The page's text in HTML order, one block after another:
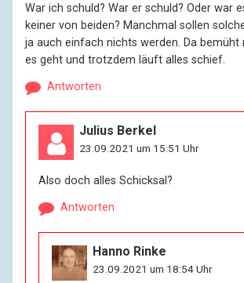
War ich schuld? War er schuld? Oder war
keiner von beiden? Manchmal sollen
ja auch einfach nichts werden. Da bemüht
es geht und trotzdem läuft alles schief.
Antworten
Julius Berkel
23.09.2021 um 15:51 Uhr
Also doch alles Schicksal?
Antworten
Hanno Rinke
23.09.2021 um 18:54 Uhr